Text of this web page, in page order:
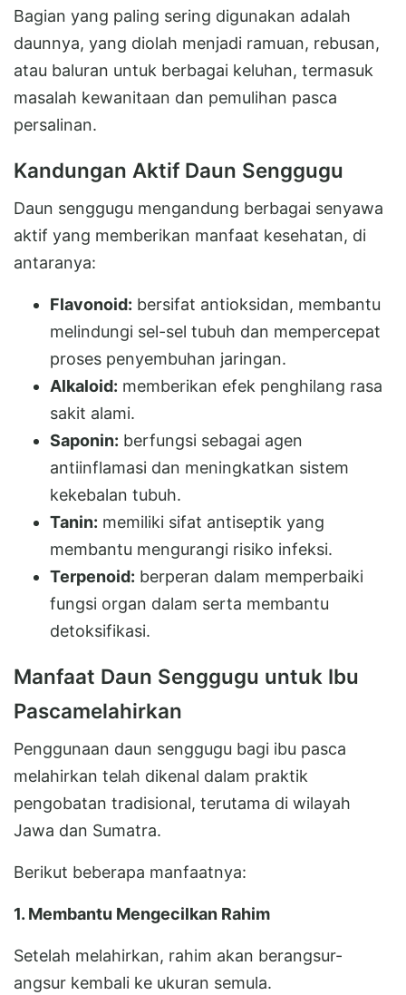
Bagian yang paling sering digunakan adalah
daunnya, yang diolah menjadi ramuan, rebusan,
atau baluran untuk berbagai keluhan, termasuk
masalah kewanitaan dan pemulihan pasca
persalinan.
Kandungan Aktif Daun Senggugu
Daun senggugu mengandung berbagai senyawa
aktif yang memberikan manfaat kesehatan, di
antaranya:
Flavonoid: bersifat antioksidan, membantu
melindungi sel-sel tubuh dan mempercepat
proses penyembuhan jaringan.
Alkaloid: memberikan efek penghilang rasa
sakit alami.
Saponin: berfungsi sebagai agen
antiinflamasi dan meningkatkan sistem
kekebalan tubuh.
Tanin: memiliki sifat antiseptik yang
membantu mengurangi risiko infeksi.
Terpenoid: berperan dalam memperbaiki
fungsi organ dalam serta membantu
detoksifikasi.
Manfaat Daun Senggugu untuk Ibu
Pascamelahirkan
Penggunaan daun senggugu bagi ibu pasca
melahirkan telah dikenal dalam praktik
pengobatan tradisional, terutama di wilayah
Jawa dan Sumatra.
Berikut beberapa manfaatnya:
1. Membantu Mengecilkan Rahim
Setelah melahirkan, rahim akan berangsur-
angsur kembali ke ukuran semula.